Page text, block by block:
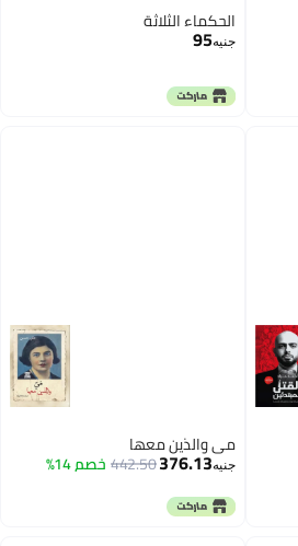
الحكماء الثلاثة
جنيه95
مي والذين معها
جنيه376.13
442.50خصم 14%